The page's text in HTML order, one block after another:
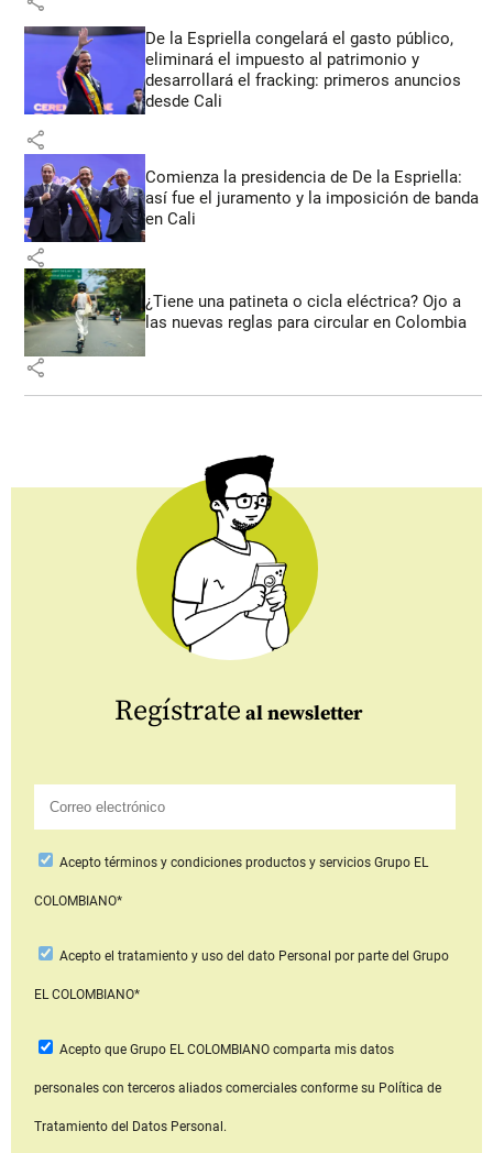
De la Espriella congelará el gasto público,
eliminará el impuesto al patrimonio y
desarrollará el fracking: primeros anuncios
desde Cali
share
Comienza la presidencia de De la Espriella:
así fue el juramento y la imposición de banda
en Cali
share
¿Tiene una patineta o cicla eléctrica? Ojo a
las nuevas reglas para circular en Colombia
share
Regístrate al newsletter
Aceptotérminos y condiciones productos y serviciosGrupo EL
COLOMBIANO*
Acepto el tratamiento y uso del dato Personal por parte del Grupo
EL COLOMBIANO*
Acepto que Grupo EL COLOMBIANOcomparta mis datos
personales con terceros aliados comerciales conforme su Política de
Tratamiento del Datos Personal.